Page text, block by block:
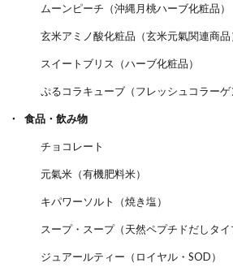
ムーンピーチ（沖縄月桃ハーブ化粧品）
玄米アミノ酸化粧品（玄米元氣関連商品
スイートブリス（ハーブ化粧品）
ぷるコラキューブ（フレッシュコラーゲ
食品・飲み物
チョコレート
元氣米（有機肥料米）
キパワーソルト（焼き塩）
スープ・スープ（天然ペプチドだしタイ
ジュアールティー（ロイヤル・SOD）